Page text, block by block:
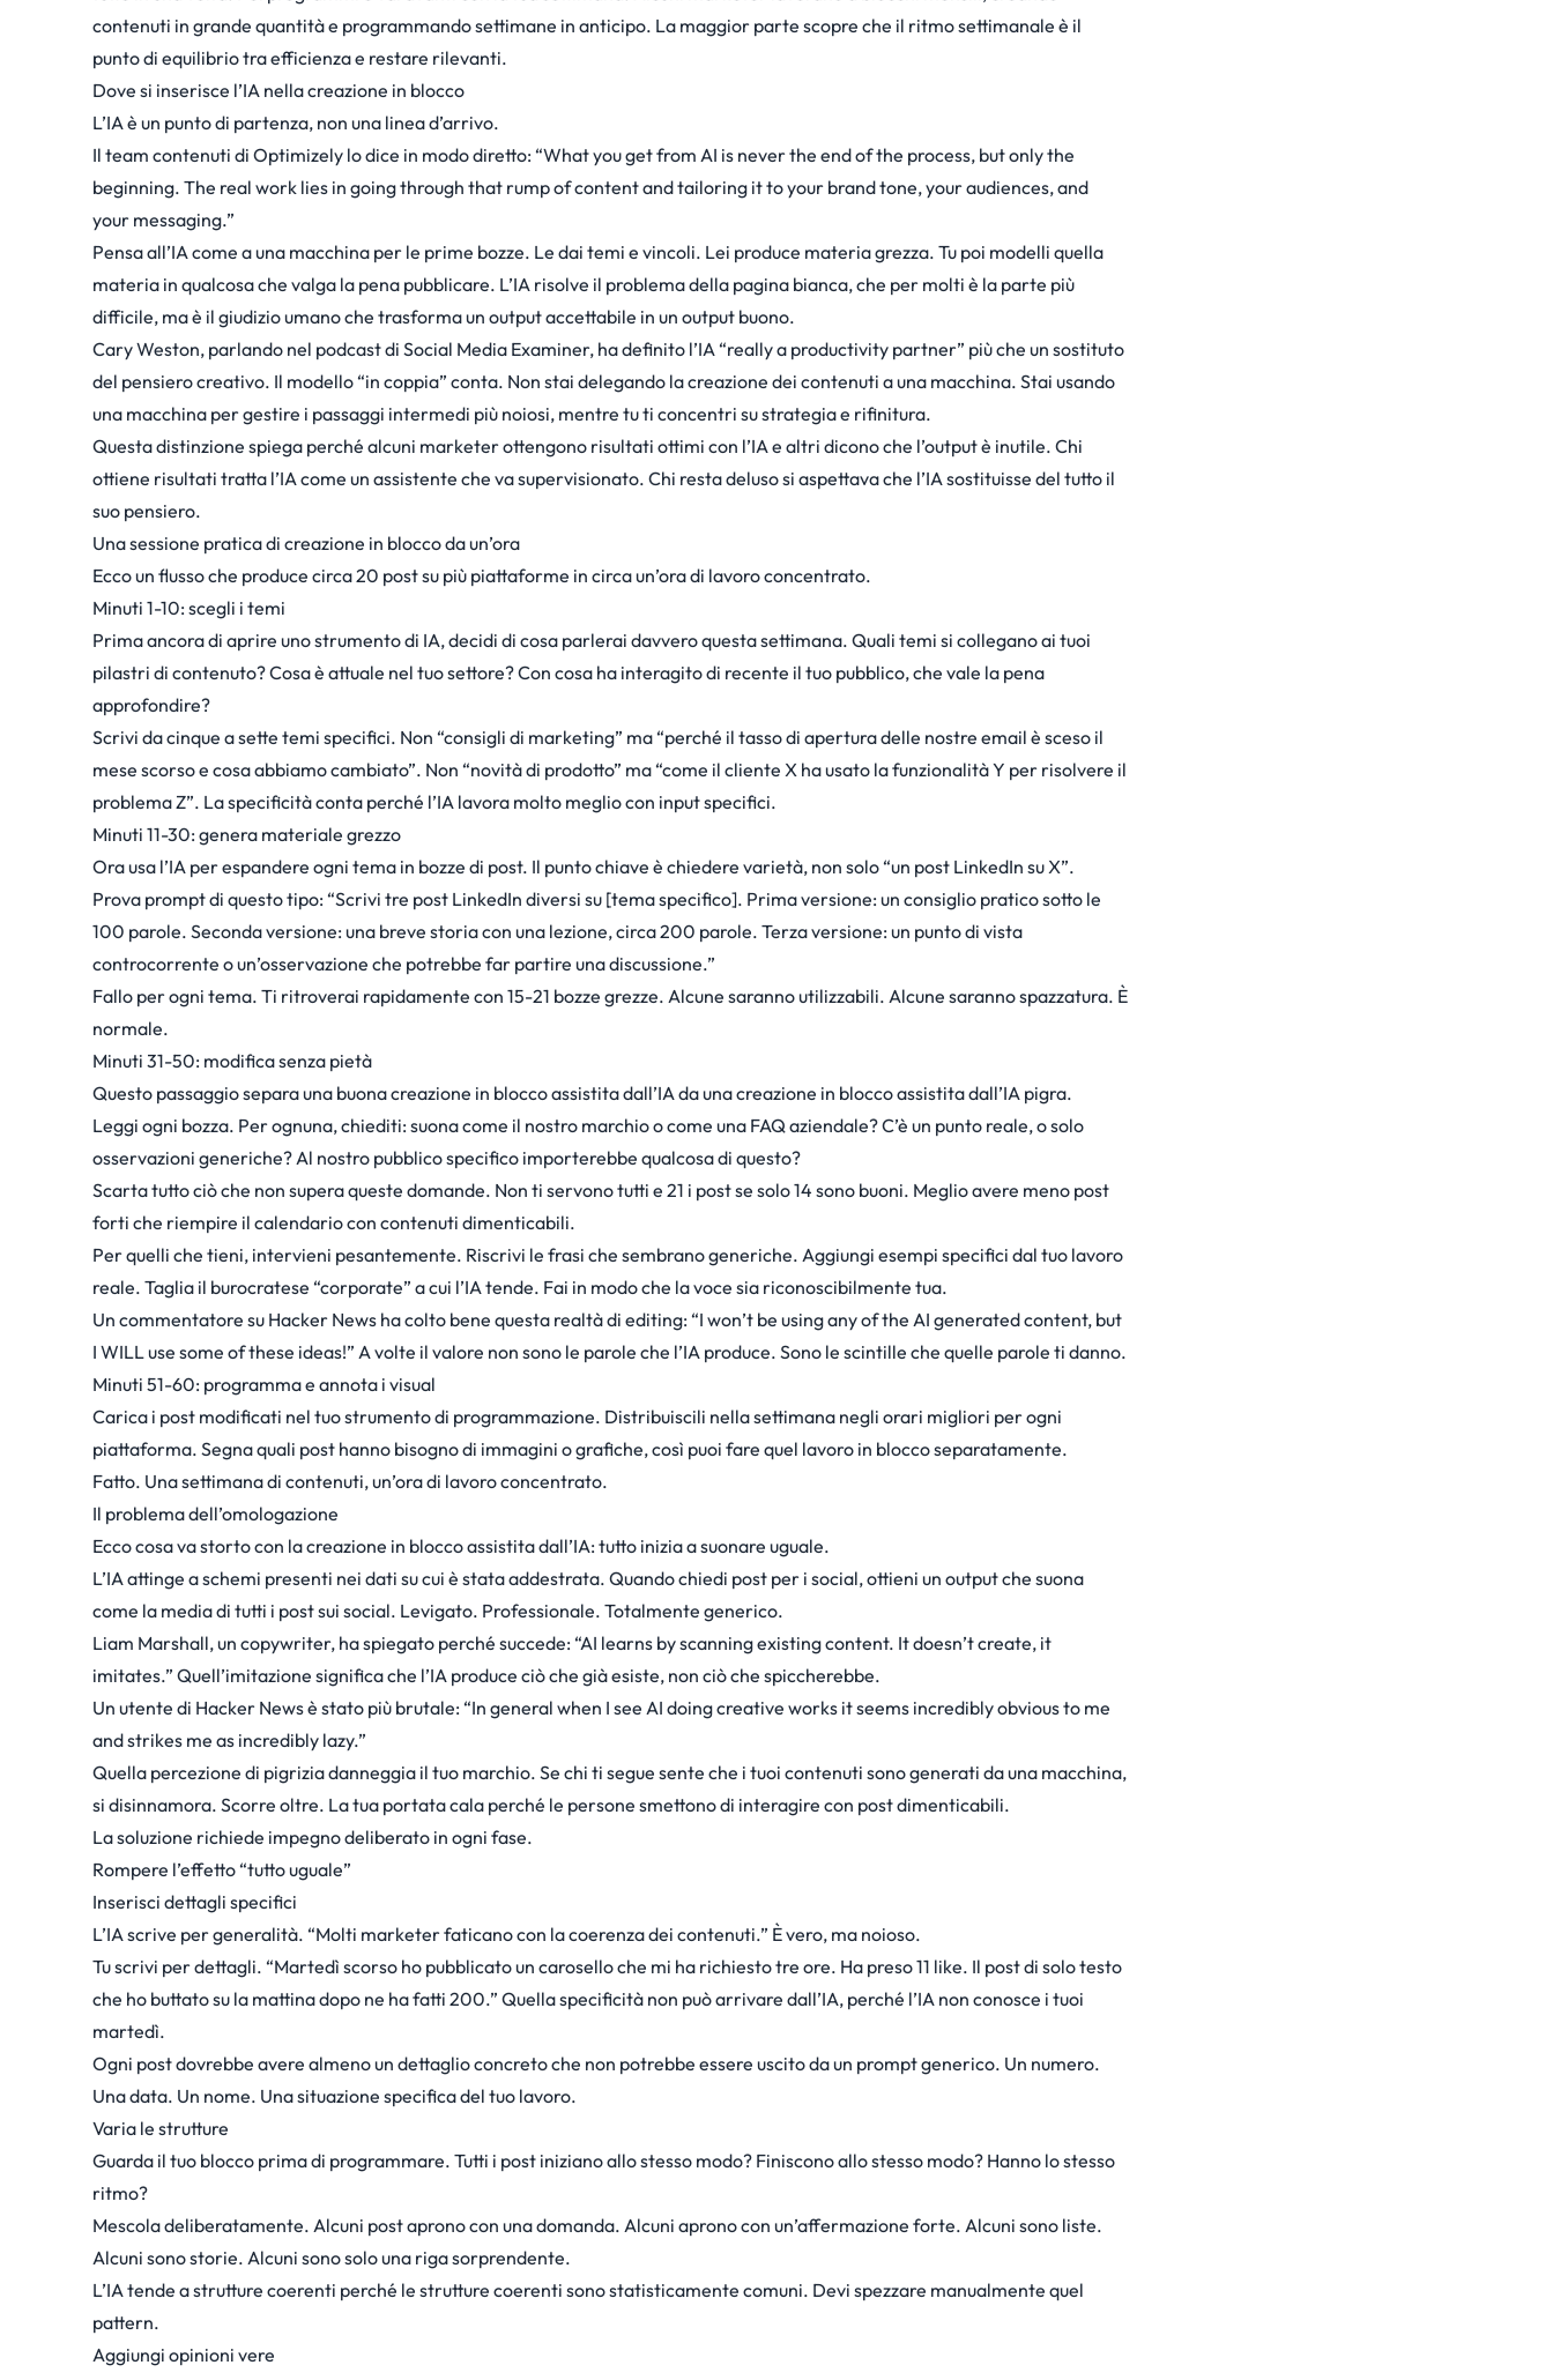
contenuti in grande quantità e programmando settimane in anticipo. La maggior parte scopre che il ritmo settimanale è il
punto di equilibrio tra efficienza e restare rilevanti.
Dove si inserisce l’IA nella creazione in blocco
L’IA è un punto di partenza, non una linea d’arrivo.
Il team contenuti di Optimizely lo dice in modo diretto: “What you get from AI is never the end of the process, but only the
beginning. The real work lies in going through that rump of content and tailoring it to your brand tone, your audiences, and
your messaging.”
Pensa all’IA come a una macchina per le prime bozze. Le dai temi e vincoli. Lei produce materia grezza. Tu poi modelli quella
materia in qualcosa che valga la pena pubblicare. L’IA risolve il problema della pagina bianca, che per molti è la parte più
difficile, ma è il giudizio umano che trasforma un output accettabile in un output buono.
Cary Weston, parlando nel podcast di Social Media Examiner, ha definito l’IA “really a productivity partner” più che un sostituto
del pensiero creativo. Il modello “in coppia” conta. Non stai delegando la creazione dei contenuti a una macchina. Stai usando
una macchina per gestire i passaggi intermedi più noiosi, mentre tu ti concentri su strategia e rifinitura.
Questa distinzione spiega perché alcuni marketer ottengono risultati ottimi con l’IA e altri dicono che l’output è inutile. Chi
ottiene risultati tratta l’IA come un assistente che va supervisionato. Chi resta deluso si aspettava che l’IA sostituisse del tutto il
suo pensiero.
Una sessione pratica di creazione in blocco da un’ora
Ecco un flusso che produce circa 20 post su più piattaforme in circa un’ora di lavoro concentrato.
Minuti 1-10: scegli i temi
Prima ancora di aprire uno strumento di IA, decidi di cosa parlerai davvero questa settimana. Quali temi si collegano ai tuoi
pilastri di contenuto? Cosa è attuale nel tuo settore? Con cosa ha interagito di recente il tuo pubblico, che vale la pena
approfondire?
Scrivi da cinque a sette temi specifici. Non “consigli di marketing” ma “perché il tasso di apertura delle nostre email è sceso il
mese scorso e cosa abbiamo cambiato”. Non “novità di prodotto” ma “come il cliente X ha usato la funzionalità Y per risolvere il
problema Z”. La specificità conta perché l’IA lavora molto meglio con input specifici.
Minuti 11-30: genera materiale grezzo
Ora usa l’IA per espandere ogni tema in bozze di post. Il punto chiave è chiedere varietà, non solo “un post LinkedIn su X”.
Prova prompt di questo tipo: “Scrivi tre post LinkedIn diversi su [tema specifico]. Prima versione: un consiglio pratico sotto le
100 parole. Seconda versione: una breve storia con una lezione, circa 200 parole. Terza versione: un punto di vista
controcorrente o un’osservazione che potrebbe far partire una discussione.”
Fallo per ogni tema. Ti ritroverai rapidamente con 15-21 bozze grezze. Alcune saranno utilizzabili. Alcune saranno spazzatura. È
normale.
Minuti 31-50: modifica senza pietà
Questo passaggio separa una buona creazione in blocco assistita dall’IA da una creazione in blocco assistita dall’IA pigra.
Leggi ogni bozza. Per ognuna, chiediti: suona come il nostro marchio o come una FAQ aziendale? C’è un punto reale, o solo
osservazioni generiche? Al nostro pubblico specifico importerebbe qualcosa di questo?
Scarta tutto ciò che non supera queste domande. Non ti servono tutti e 21 i post se solo 14 sono buoni. Meglio avere meno post
forti che riempire il calendario con contenuti dimenticabili.
Per quelli che tieni, intervieni pesantemente. Riscrivi le frasi che sembrano generiche. Aggiungi esempi specifici dal tuo lavoro
reale. Taglia il burocratese “corporate” a cui l’IA tende. Fai in modo che la voce sia riconoscibilmente tua.
Un commentatore su Hacker News ha colto bene questa realtà di editing: “I won’t be using any of the AI generated content, but
I WILL use some of these ideas!” A volte il valore non sono le parole che l’IA produce. Sono le scintille che quelle parole ti danno.
Minuti 51-60: programma e annota i visual
Carica i post modificati nel tuo strumento di programmazione. Distribuiscili nella settimana negli orari migliori per ogni
piattaforma. Segna quali post hanno bisogno di immagini o grafiche, così puoi fare quel lavoro in blocco separatamente.
Fatto. Una settimana di contenuti, un’ora di lavoro concentrato.
Il problema dell’omologazione
Ecco cosa va storto con la creazione in blocco assistita dall’IA: tutto inizia a suonare uguale.
L’IA attinge a schemi presenti nei dati su cui è stata addestrata. Quando chiedi post per i social, ottieni un output che suona
come la media di tutti i post sui social. Levigato. Professionale. Totalmente generico.
Liam Marshall, un copywriter, ha spiegato perché succede: “AI learns by scanning existing content. It doesn’t create, it
imitates.” Quell’imitazione significa che l’IA produce ciò che già esiste, non ciò che spiccherebbe.
Un utente di Hacker Newsè stato più brutale: “In general when I see AI doing creative works it seems incredibly obvious to me
and strikes me as incredibly lazy.”
Quella percezione di pigrizia danneggia il tuo marchio. Se chi ti segue sente che i tuoi contenuti sono generati da una macchina,
si disinnamora. Scorre oltre. La tua portata cala perché le persone smettono di interagire con post dimenticabili.
La soluzione richiede impegno deliberato in ogni fase.
Rompere l’effetto “tutto uguale”
Inserisci dettagli specifici
L’IA scrive per generalità. “Molti marketer faticano con la coerenza dei contenuti.” È vero, ma noioso.
Tu scrivi per dettagli. “Martedì scorso ho pubblicato un carosello che mi ha richiesto tre ore. Ha preso 11 like. Il post di solo testo
che ho buttato su la mattina dopo ne ha fatti 200.” Quella specificità non può arrivare dall’IA, perché l’IA non conosce i tuoi
martedì.
Ogni post dovrebbe avere almeno un dettaglio concreto che non potrebbe essere uscito da un prompt generico. Un numero.
Una data. Un nome. Una situazione specifica del tuo lavoro.
Varia le strutture
Guarda il tuo blocco prima di programmare. Tutti i post iniziano allo stesso modo? Finiscono allo stesso modo? Hanno lo stesso
ritmo?
Mescola deliberatamente. Alcuni post aprono con una domanda. Alcuni aprono con un’affermazione forte. Alcuni sono liste.
Alcuni sono storie. Alcuni sono solo una riga sorprendente.
L’IA tende a strutture coerenti perché le strutture coerenti sono statisticamente comuni. Devi spezzare manualmente quel
pattern.
Aggiungi opinioni vere